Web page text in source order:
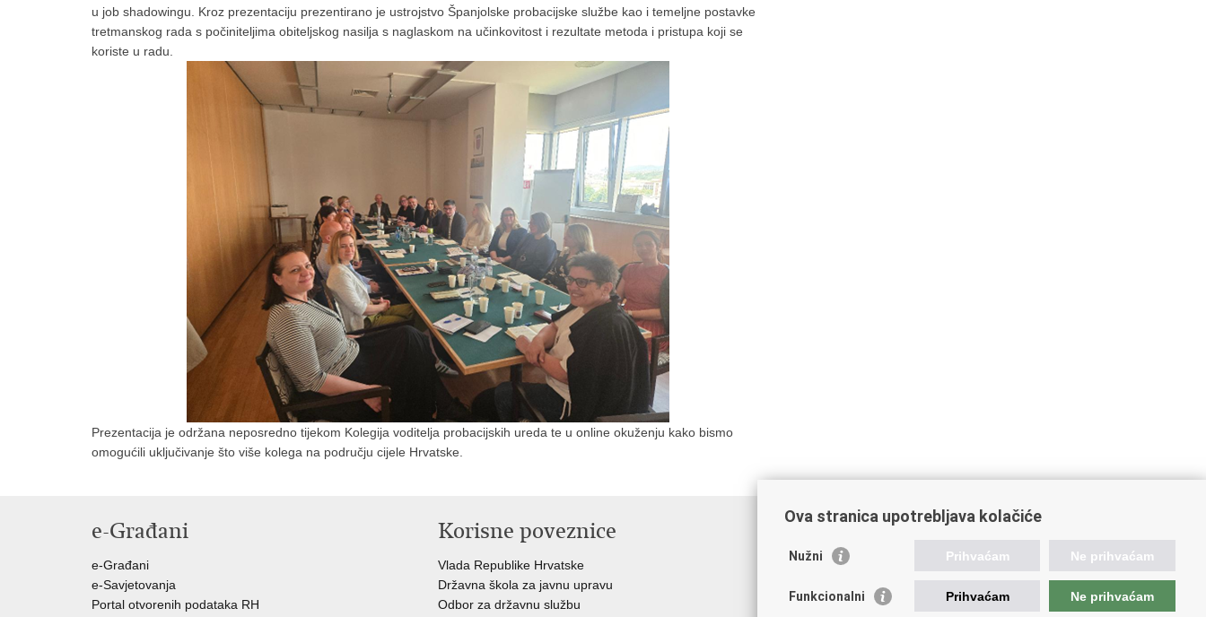
u job shadowingu. Kroz prezentaciju prezentirano je ustrojstvo Španjolske probacijske službe kao i temeljne postavke
tretmanskog rada s počiniteljima obiteljskog nasilja s naglaskom na učinkovitost i rezultate metoda i pristupa koji se
koriste u radu.
Prezentacija je održana neposredno tijekom Kolegija voditelja probacijskih ureda te u online okuženju kako bismo
omogućili uključivanje što više kolega na području cijele Hrvatske.
e-Građani
e-Građani
e-Savjetovanja
Portal otvorenih podataka RH
Korisne poveznice
Vlada Republike Hrvatske
Državna škola za javnu upravu
Odbor za državnu službu
Poveznice pravosudnog sustava
Portal sudova
Državno odvjetništvo
Ured za suzbijanje korupcije i organiziranog kriminaliteta
Ova stranica upotrebljava kolačiće
Nužni Prihvaćam Ne prihvaćam
Funkcionalni Prihvaćam Ne prihvaćam